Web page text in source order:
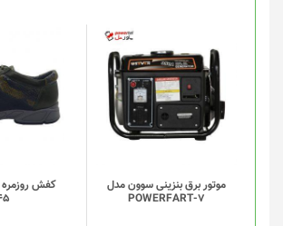
موتور برق بنزینی سوون مدل
POWERFART-7
کفش روزمره